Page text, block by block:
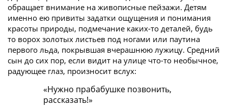
обращает внимание на живописные пейзажи. Детям
именно ею привиты задатки ощущения и понимания
красоты природы, подмечание каких-то деталей, будь
то ворох золотых листьев под ногами или паутина
первого льда, покрывшая вчерашнюю лужицу. Средний
сын до сих пор, если видит на улице что-то необычное,
радующее глаз, произносит вслух:
«Нужно прабабушке позвонить,
рассказать!»